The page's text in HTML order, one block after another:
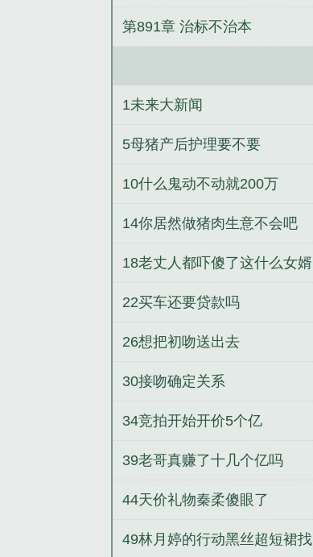
第891章 治标不治本
1未来大新闻
5母猪产后护理要不要
10什么鬼动不动就200万
14你居然做猪肉生意不会吧
18老丈人都吓傻了这什么女婿
啊
22买车还要贷款吗
26想把初吻送出去
30接吻确定关系
34竞拍开始开价5个亿
39老哥真赚了十几个亿吗
44天价礼物秦柔傻眼了
49林月婷的行动黑丝超短裙找